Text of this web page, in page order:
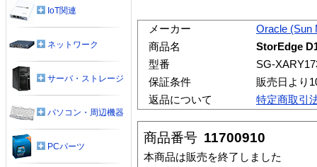
メーカー
Oracle (Sun
商品名
StorEdge
型番
SG-
保証条件
販売日より
返品について
特定商取引
商品番号 11700910
本商品は販売を終了しました
IoT関連
ネットワーク
サーバ・ストレージ
パソコン・周辺機器
PCパーツ